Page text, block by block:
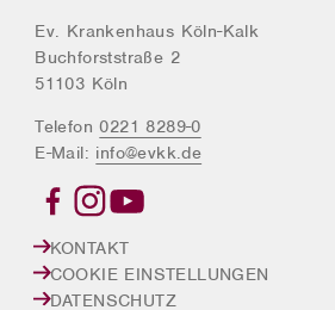
Ev. Krankenhaus Köln-Kalk
Buchforststraße 2
51103 Köln
Telefon0221 8289-0
E-Mail: info@evkk.de
KONTAKT
COOKIE EINSTELLUNGEN
DATENSCHUTZ